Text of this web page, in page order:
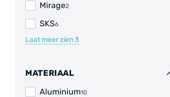
Mirage2
SKS6
Laat meer zien3
MATERIAAL
Aluminium10